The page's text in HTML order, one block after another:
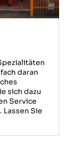
daran
sich dazu
Service
Sie